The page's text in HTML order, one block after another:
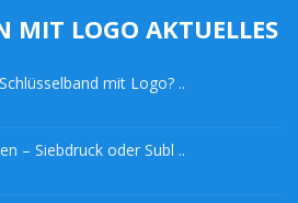
MIT LOGO AKTUELLES
mit Logo? ..
– Siebdruck oder Subl ..